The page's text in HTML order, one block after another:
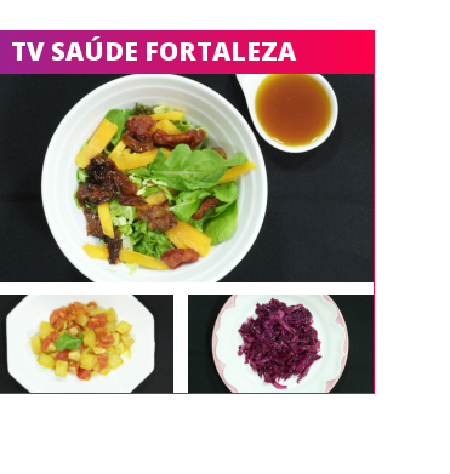
TV SAÚDE FORTALEZA